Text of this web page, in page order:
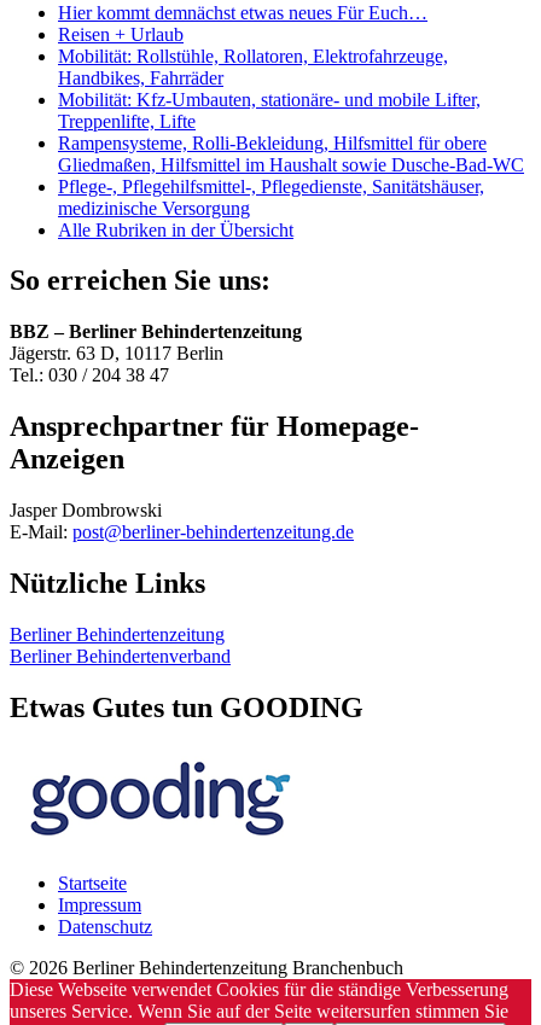
Hier kommt demnächst etwas neues Für Euch…
Reisen + Urlaub
Mobilität: Rollstühle, Rollatoren, Elektrofahrzeuge,
Handbikes, Fahrräder
Mobilität: Kfz-Umbauten, stationäre- und mobile Lifter,
Treppenlifte, Lifte
Rampensysteme, Rolli-Bekleidung, Hilfsmittel für obere
Gliedmaßen, Hilfsmittel im Haushalt sowie Dusche-Bad-WC
Pflege-, Pflegehilfsmittel-, Pflegedienste, Sanitätshäuser,
medizinische Versorgung
Alle Rubriken in der Übersicht
So erreichen Sie uns:
BBZ – Berliner Behindertenzeitung
Jägerstr. 63 D, 10117 Berlin
Tel.: 030 / 204 38 47
Ansprechpartner für Homepage-
Anzeigen
Jasper Dombrowski
E-Mail: post@berliner-behindertenzeitung.de
Nützliche Links
Berliner Behindertenzeitung
Berliner Behindertenverband
Etwas Gutes tun GOODING
Startseite
Impressum
Datenschutz
© 2026 Berliner Behindertenzeitung Branchenbuch
Diese Webseite verwendet Cookies für die ständige Verbesserung
unseres Service. Wenn Sie auf der Seite weitersurfen stimmen Sie